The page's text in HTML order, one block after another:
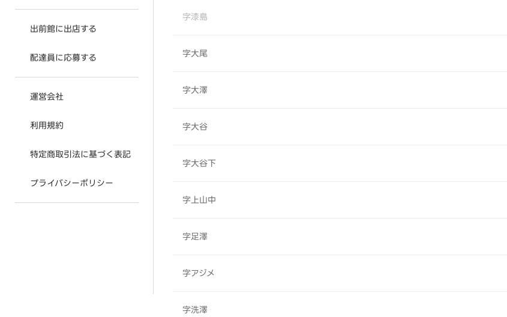
出前館に出店する
配達員に応募する
運営会社
利用規約
特定商取引法に基づく表記
プライバシーポリシー
字漆島
字大尾
字大澤
字大谷
字大谷下
字上山中
字足澤
字アジメ
字洗澤